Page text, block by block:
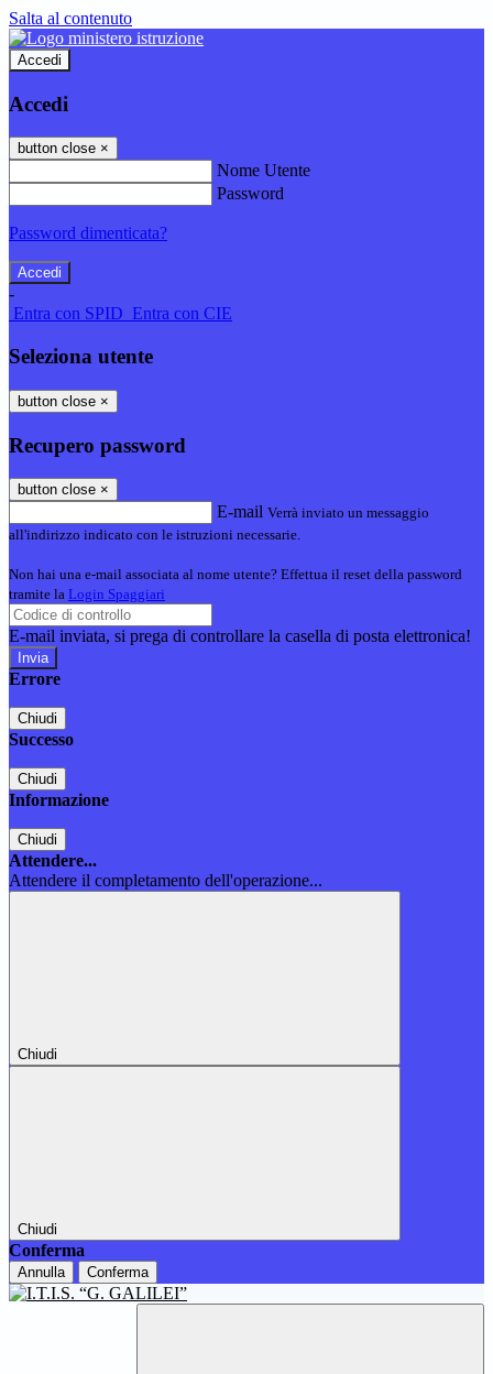
Salta al contenuto
Accedi
Accedi
button close ×
Nome Utente
Password
Password dimenticata?
-
Entra con SPID Entra con CIE
Seleziona utente
button close ×
Recupero password
button close ×
E-mail Verrà inviato un messaggio
all'indirizzo indicato con le istruzioni necessarie.
Non hai una e-mail associata al nome utente? Effettua il reset della password
tramite la Login Spaggiari
E-mail inviata, si prega di controllare la casella di posta elettronica!
Errore
Chiudi
Successo
Chiudi
Informazione
Chiudi
Attendere...
Attendere il completamento dell'operazione...
Chiudi
Chiudi
Conferma
Annulla Conferma